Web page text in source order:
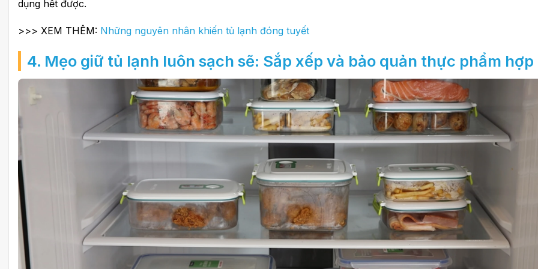
dụng hết được.
>>> XEM THÊM: Những nguyên nhân khiến tủ lạnh đóng tuyết
4. Mẹo giữ tủ lạnh luôn sạch sẽ: Sắp xếp và bảo quản thực phẩm hợp